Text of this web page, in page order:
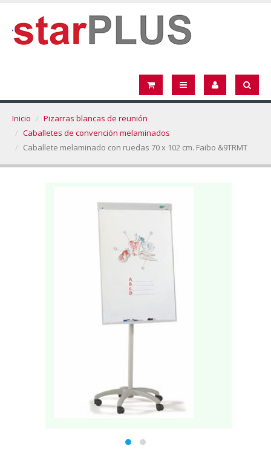
Inicio
Pizarras blancas de reunión
Caballetes de convención melaminados
Caballete melaminado con ruedas 70 x 102 cm. Faibo &9TRMT